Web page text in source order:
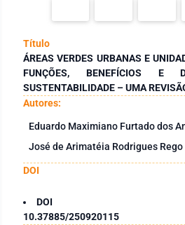
Título
ÁREAS VERDES URBANAS E
FUNÇÕES, BENEFÍCIOS E
SUSTENTABILIDADE – UMA
Autores:
Eduardo Maximiano Furtado dos
José de Arimatéia Rodrigues Rego
DOI
DOI
10.37885/250920115